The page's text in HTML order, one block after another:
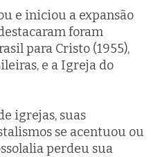
e iniciou a expansão
foram
para Cristo (1955),
e a Igreja do
igrejas, suas
se acentuou ou
perdeu sua